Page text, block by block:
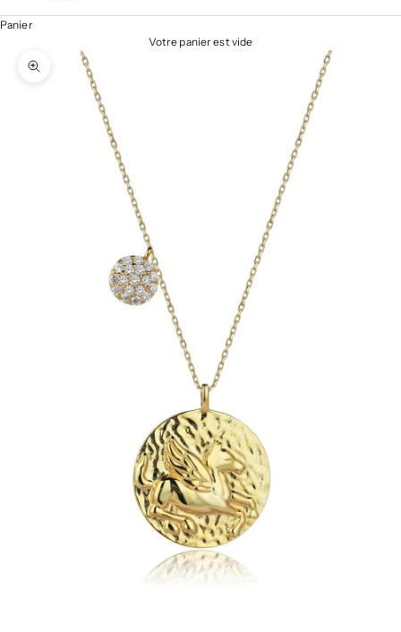
Panier
Votre panier est vide
Zoomer sur l'image